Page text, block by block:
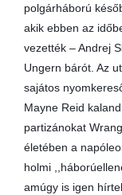
polgárháború
akik ebben az
vezették – Andrej
Ungern bárót. Az
sajátos
Mayne Reid
partizánokat
életében a
holmi
amúgy is igen